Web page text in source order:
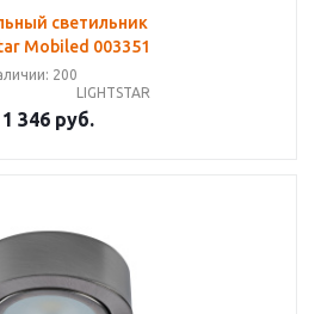
светильник
Mobiled 003351
200
LIGHTSTAR
1 346 руб.